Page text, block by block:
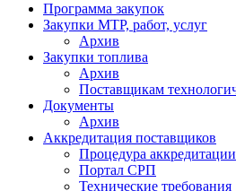
Программа закупок
Закупки МТР, работ, услуг
Архив
Закупки топлива
Архив
Поставщикам
Документы
Архив
Аккредитация поставщиков
Процедура аккредитации
Портал СРП
Технические требования